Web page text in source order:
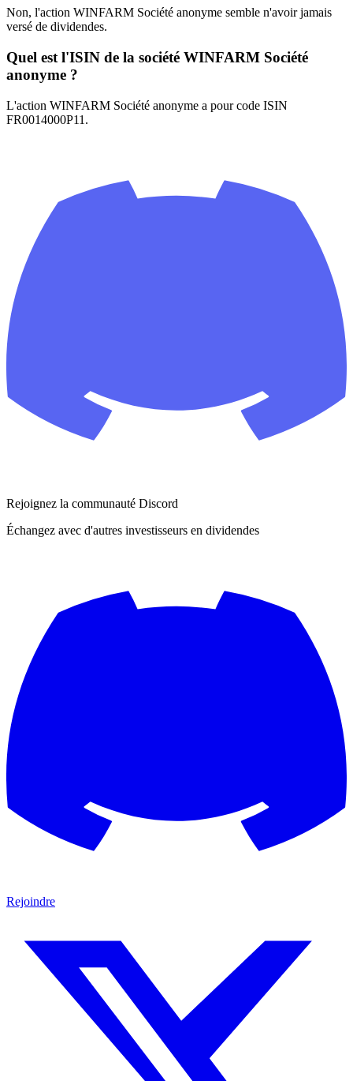
Non, l'action WINFARM Société anonyme semble n'avoir jamais
versé de dividendes.
Quel est l'ISIN de la société WINFARM Société
anonyme ?
L'action WINFARM Société anonyme a pour code ISIN
FR0014000P11.
Rejoignez la communauté Discord
Échangez avec d'autres investisseurs en dividendes
Rejoindre